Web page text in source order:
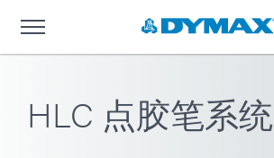
HLC 点胶笔系统